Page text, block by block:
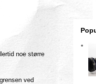
noe større
ved